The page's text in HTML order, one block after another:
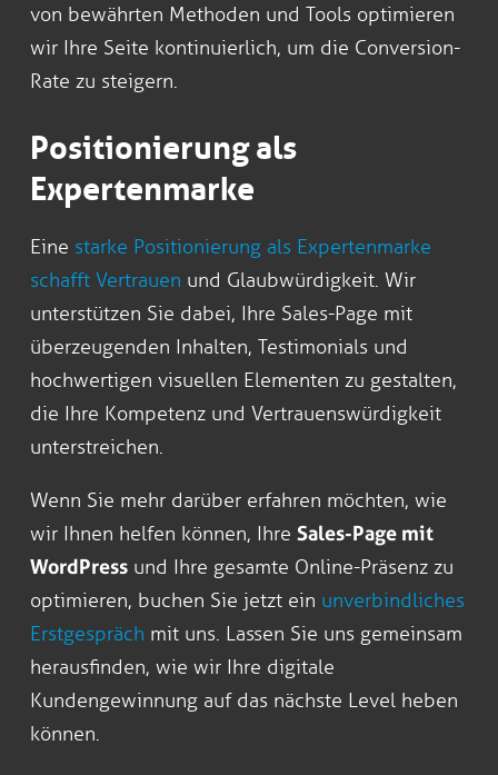
von bewährten Methoden und Tools optimieren
wir Ihre Seite kontinuierlich, um die Conversion-
Rate zu steigern.
Positionierung als
Expertenmarke
Eine starke Positionierung als Expertenmarke
schafft Vertrauen und Glaubwürdigkeit. Wir
unterstützen Sie dabei, Ihre Sales-Page mit
überzeugenden Inhalten, Testimonials und
hochwertigen visuellen Elementen zu gestalten,
die Ihre Kompetenz und Vertrauenswürdigkeit
unterstreichen.
Wenn Sie mehr darüber erfahren möchten, wie
wir Ihnen helfen können, Ihre Sales-Page mit
WordPress und Ihre gesamte Online-Präsenz zu
optimieren, buchen Sie jetzt ein unverbindliches
Erstgespräch mit uns. Lassen Sie uns gemeinsam
herausfinden, wie wir Ihre digitale
Kundengewinnung auf das nächste Level heben
können.